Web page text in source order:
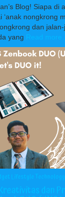
Blog! Siapa di
nongkrong
dan
yang Read more…
Lifestyle Technology
dan